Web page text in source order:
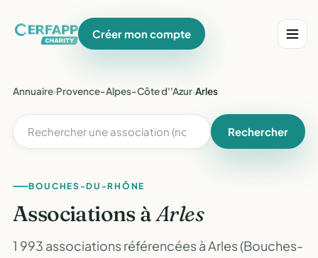
Créer mon compte
Annuaire›Provence-Alpes-Côte d''Azur›Arles
Rechercher
BOUCHES-DU-RHÔNE
Associations àArles
1 993 associations référencées à Arles (Bouches-